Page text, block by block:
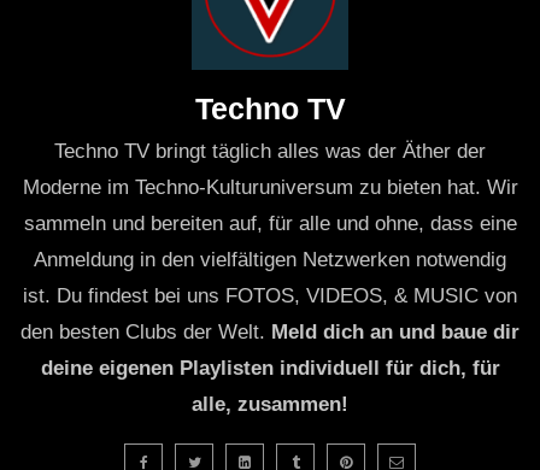
Techno TV
Techno TV bringt täglich alles was der Äther der
Moderne im Techno-Kulturuniversum zu bieten hat. Wir
sammeln und bereiten auf, für alle und ohne, dass eine
Anmeldung in den vielfältigen Netzwerken notwendig
ist. Du findest bei uns FOTOS, VIDEOS, & MUSIC von
den besten Clubs der Welt. Meld dich an und baue dir
deine eigenen Playlisten individuell für dich, für
alle, zusammen!